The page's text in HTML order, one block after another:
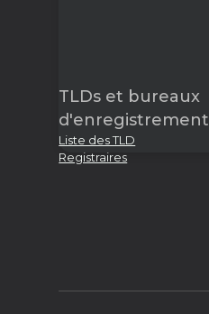
TLDs et bureaux
d'enregistrement
Liste des TLD
Registraires